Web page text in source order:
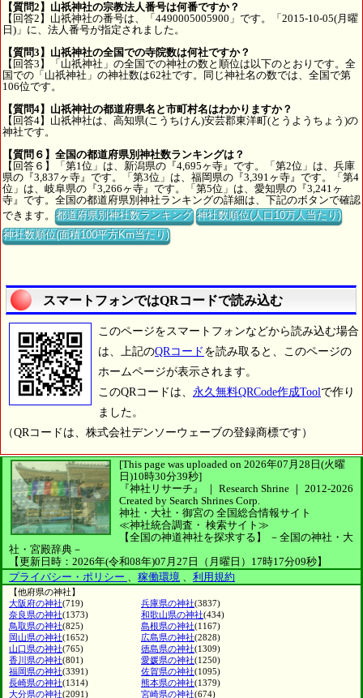
【質問2】山祇神社の宗教法人番号は何番ですか？
【回答2】山祇神社の番号は、「4490005005900」です。「2015-10-05(月曜
日)」に、法人番号が指定されました。
【質問3】山祇神社の全国での寺院数は何社ですか？
【回答3】「山祇神社」の全国での神社の数と順位は以下のとおりです。全
国での「山祇神社」の神社数は62社です。同じ神社名の数では、全国で第
106位です。
【質問4】山祇神社の都道府県名と市町村名はわかりますか？
【回答4】山祇神社は、高知県(こうちけん)安芸郡東洋町(とうようちょう)の
神社です。
【質問６】全国の都道府県別神社数ランキングは？
【回答６】「第1位」は、新潟県の『4,695ヶ寺』です。「第2位」は、兵庫
県の『3,837ヶ寺』です。「第3位」は、福岡県の『3,391ヶ寺』です。「第4
位」は、岐阜県の『3,266ヶ寺』です。「第5位」は、愛知県の『3,241ヶ
寺』です。全国の都道府県別神社ランキングの詳細は、下記のボタンで確認
できます。都道府県別神社数ランキング 神社数順位(人口10万人当たり)
神社数順位(面積100平方Km当たり)
スマートフォンではQRコードで読み込む
このページをスマートフォンなどから読み込む場合
は、上記のQRコード を読み取ると、このページの
ホームページが表示されます。
このQRコードは、 永久無料QRCode作成Toolで作り
ました。
（QRコードは、株式会社デンソーウェーブの登録商標です）
[This page was uploaded on 2026年07月28日(火曜
日)10時30分39秒]
『神社リサーチ』 ｜ Research Shrine ｜ 2012-2026
Created by Search Shrines Corp.
神社・大社・御宮の 全国総合情報サイト
≪神社統合調査・ 検索サイト≫
【全国の神道神社を探求する】
－全国の神社・大
社・宮殿辞典－
【更新日時：2026年(令和08年)07月27日（月曜日）17時17分09秒】
プライバシー・ポリシー 、 稼働環境 、 利用規約
【他府県の神社】
大阪府の神社(719) 兵庫県の神社(3837)
奈良県の神社(1373) 和歌山県の神社(434)
鳥取県の神社(825) 島根県の神社(1167)
岡山県の神社(1652) 広島県の神社(2828)
山口県の神社(765) 徳島県の神社(1309)
香川県の神社(801) 愛媛県の神社(1250)
福岡県の神社(3391) 佐賀県の神社(1095)
長崎県の神社(1314) 熊本県の神社(1379)
大分県の神社(2091) 宮崎県の神社(674)